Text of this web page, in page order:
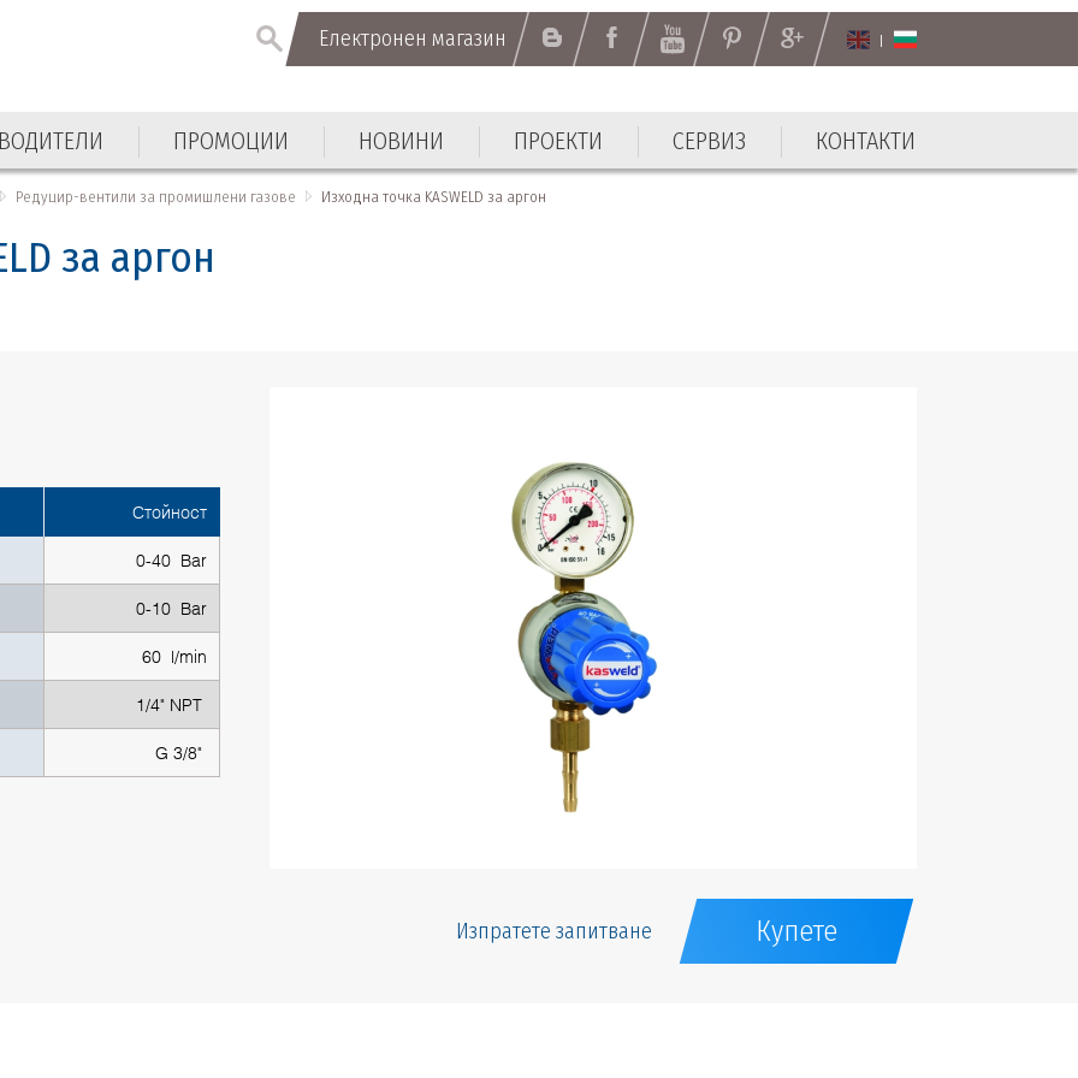
Електронен магазин
ПРОМОЦИИ НОВИНИ ПРОЕКТИ СЕРВИЗ КОНТАКТИ
Електронен магазин
Редуцир-вентили за промишлени газове Изходна точка KASWELD за аргон
за аргон
Стойност
0-40 Bar
0-10 Bar
60 l/min
1/4" NPT
G 3/8"
Изпратете запитване Купете